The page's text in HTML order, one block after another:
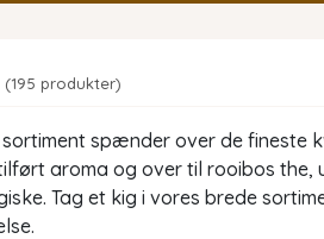
(195 produkter)
spænder over de fineste
aroma og over til rooibos the,
Tag et kig i vores brede